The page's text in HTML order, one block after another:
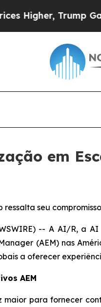
Trump Gave
em
seu
-- A AI/R, a
(AEM) nas
a oferecer
AEM
maior para fornecer